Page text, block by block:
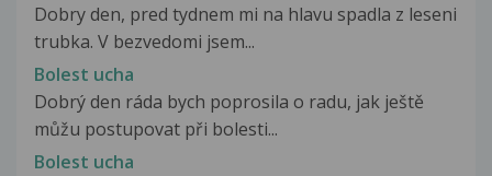
Dobry den, pred tydnem mi na hlavu spadla z leseni
trubka. V bezvedomi jsem...
Bolest ucha
Dobrý den ráda bych poprosila o radu, jak ještě
můžu postupovat při bolesti...
Bolest ucha